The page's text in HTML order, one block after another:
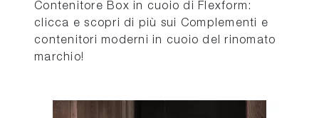
Contenitore Box in cuoio di Flexform:
clicca e scopri di più sui Complementi e
contenitori moderni in cuoio del rinomato
marchio!